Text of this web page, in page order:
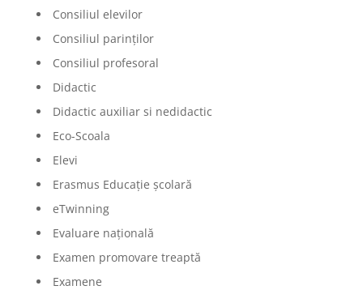
Consiliul elevilor
Consiliul parinților
Consiliul profesoral
Didactic
Didactic auxiliar si nedidactic
Eco-Scoala
Elevi
Erasmus Educație școlară
eTwinning
Evaluare națională
Examen promovare treaptă
Examene